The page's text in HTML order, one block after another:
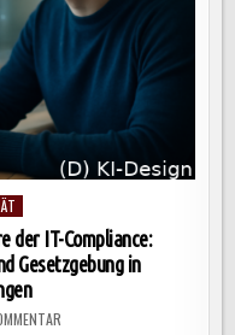
der IT-Compliance:
Gesetzgebung in